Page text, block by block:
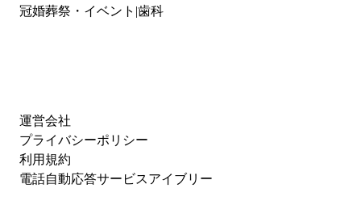
冠婚葬祭・イベント 歯科
運営会社
プライバシーポリシー
利用規約
電話自動応答サービスアイブリー